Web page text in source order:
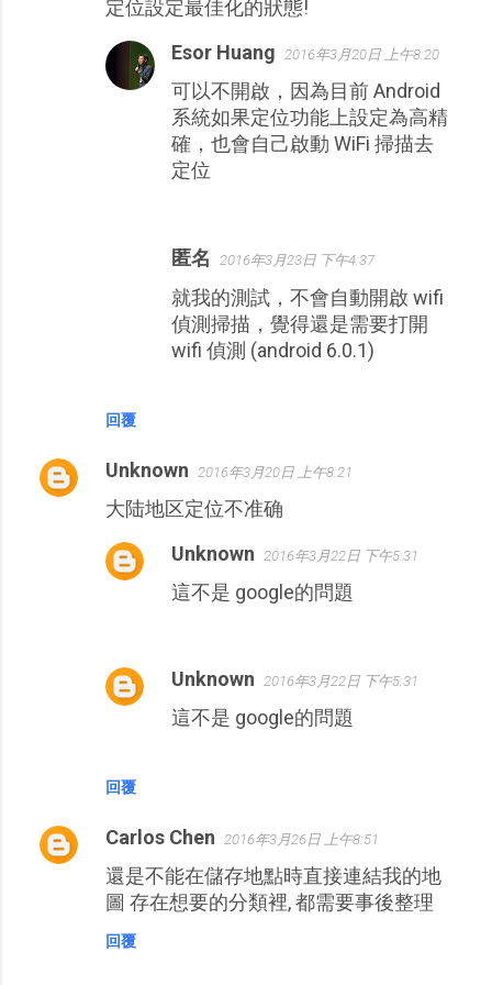
定位設定最佳化的狀態!
回覆
Esor Huang 2016年3月20日 上午8:20
可以不開啟，因為目前 Android
系統如果定位功能上設定為高精
確，也會自己啟動 WiFi 掃描去
定位
匿名 2016年3月23日 下午4:37
就我的測試，不會自動開啟 wifi
偵測掃描，覺得還是需要打開
wifi 偵測 (android 6.0.1)
Unknown 2016年3月20日 上午8:21
大陆地区定位不准确
回覆
Unknown 2016年3月22日 下午5:31
這不是 google的問題
Unknown 2016年3月22日 下午5:31
這不是 google的問題
Carlos Chen 2016年3月26日 上午8:51
還是不能在儲存地點時直接連結我的地
圖 存在想要的分類裡, 都需要事後整理
回覆